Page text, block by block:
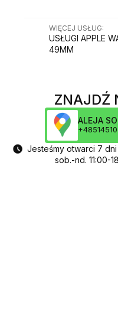
WIĘCEJ USŁUG:
USŁUGI APPLE
49MM
ZNAJDŹ
ALEJA
Jesteśmy otwarci 7
sob.-nd. 11:00-